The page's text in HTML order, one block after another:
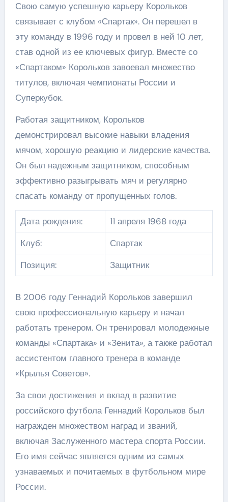
Свою самую успешную карьеру Корольков
связывает с клубом «Спартак». Он перешел в
эту команду в 1996 году и провел в ней 10 лет,
став одной из ее ключевых фигур. Вместе со
«Спартаком» Корольков завоевал множество
титулов, включая чемпионаты России и
Суперкубок.
Работая защитником, Корольков
демонстрировал высокие навыки владения
мячом, хорошую реакцию и лидерские качества.
Он был надежным защитником, способным
эффективно разыгрывать мяч и регулярно
спасать команду от пропущенных голов.
Дата рождения:
11 апреля 1968 года
Клуб:
Спартак
Позиция:
Защитник
В 2006 году Геннадий Корольков завершил
свою профессиональную карьеру и начал
работать тренером. Он тренировал молодежные
команды «Спартака» и «Зенита», а также работал
ассистентом главного тренера в команде
«Крылья Советов».
За свои достижения и вклад в развитие
российского футбола Геннадий Корольков был
награжден множеством наград и званий,
включая Заслуженного мастера спорта России.
Его имя сейчас является одним из самых
узнаваемых и почитаемых в футбольном мире
России.